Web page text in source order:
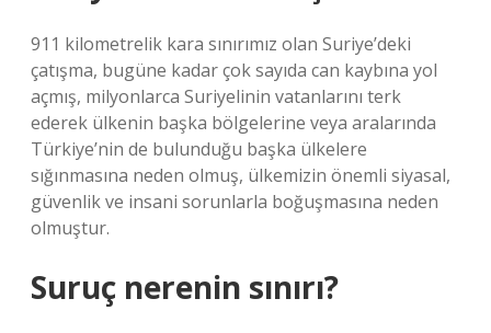
911 kilometrelik kara sınırımız olan Suriye’deki
çatışma, bugüne kadar çok sayıda can kaybına yol
açmış, milyonlarca Suriyelinin vatanlarını terk
ederek ülkenin başka bölgelerine veya aralarında
Türkiye’nin de bulunduğu başka ülkelere
sığınmasına neden olmuş, ülkemizin önemli siyasal,
güvenlik ve insani sorunlarla boğuşmasına neden
olmuştur.
Suruç nerenin sınırı?